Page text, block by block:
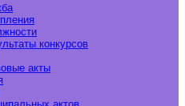
конкурсов
акты